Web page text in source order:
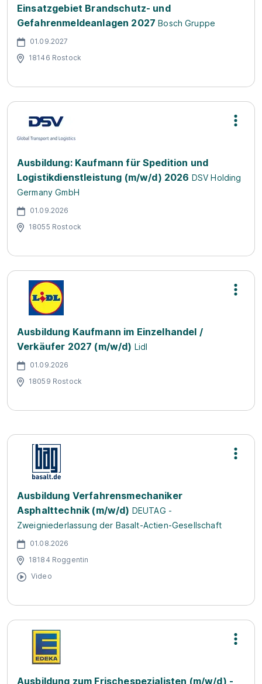
Einsatzgebiet Brandschutz- und
Gefahrenmeldeanlagen 2027 Bosch Gruppe
01.09.2027
18146 Rostock
Ausbildung: Kaufmann für Spedition und
Logistikdienstleistung (m/w/d) 2026 DSV Holding
Germany GmbH
01.09.2026
18055 Rostock
Ausbildung Kaufmann im Einzelhandel /
Verkäufer 2027 (m/w/d) Lidl
01.09.2026
18059 Rostock
Ausbildung Verfahrensmechaniker
Asphalttechnik (m/w/d) DEUTAG -
Zweigniederlassung der Basalt-Actien-Gesellschaft
01.08.2026
18184 Roggentin
Video
Ausbildung zum Frischespezialisten (m/w/d) -